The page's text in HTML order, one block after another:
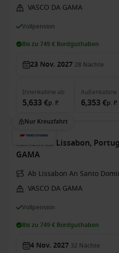
VASCO DA GAMA
Vollpension
Bis zu 749 € Bordguthaben
23 Nov. 2027 28 Nächte
Innenkabine ab
5,633 €p. P.
Außenkabine
6,353 €p. P.
Nur Kreuzfahrt
Karibik ab Lissabon,
GAMA
Ab Lissabon An Santo
VASCO DA GAMA
Vollpension
Bis zu 749 € Bordguthaben
4 Nov. 2027 32 Nächte